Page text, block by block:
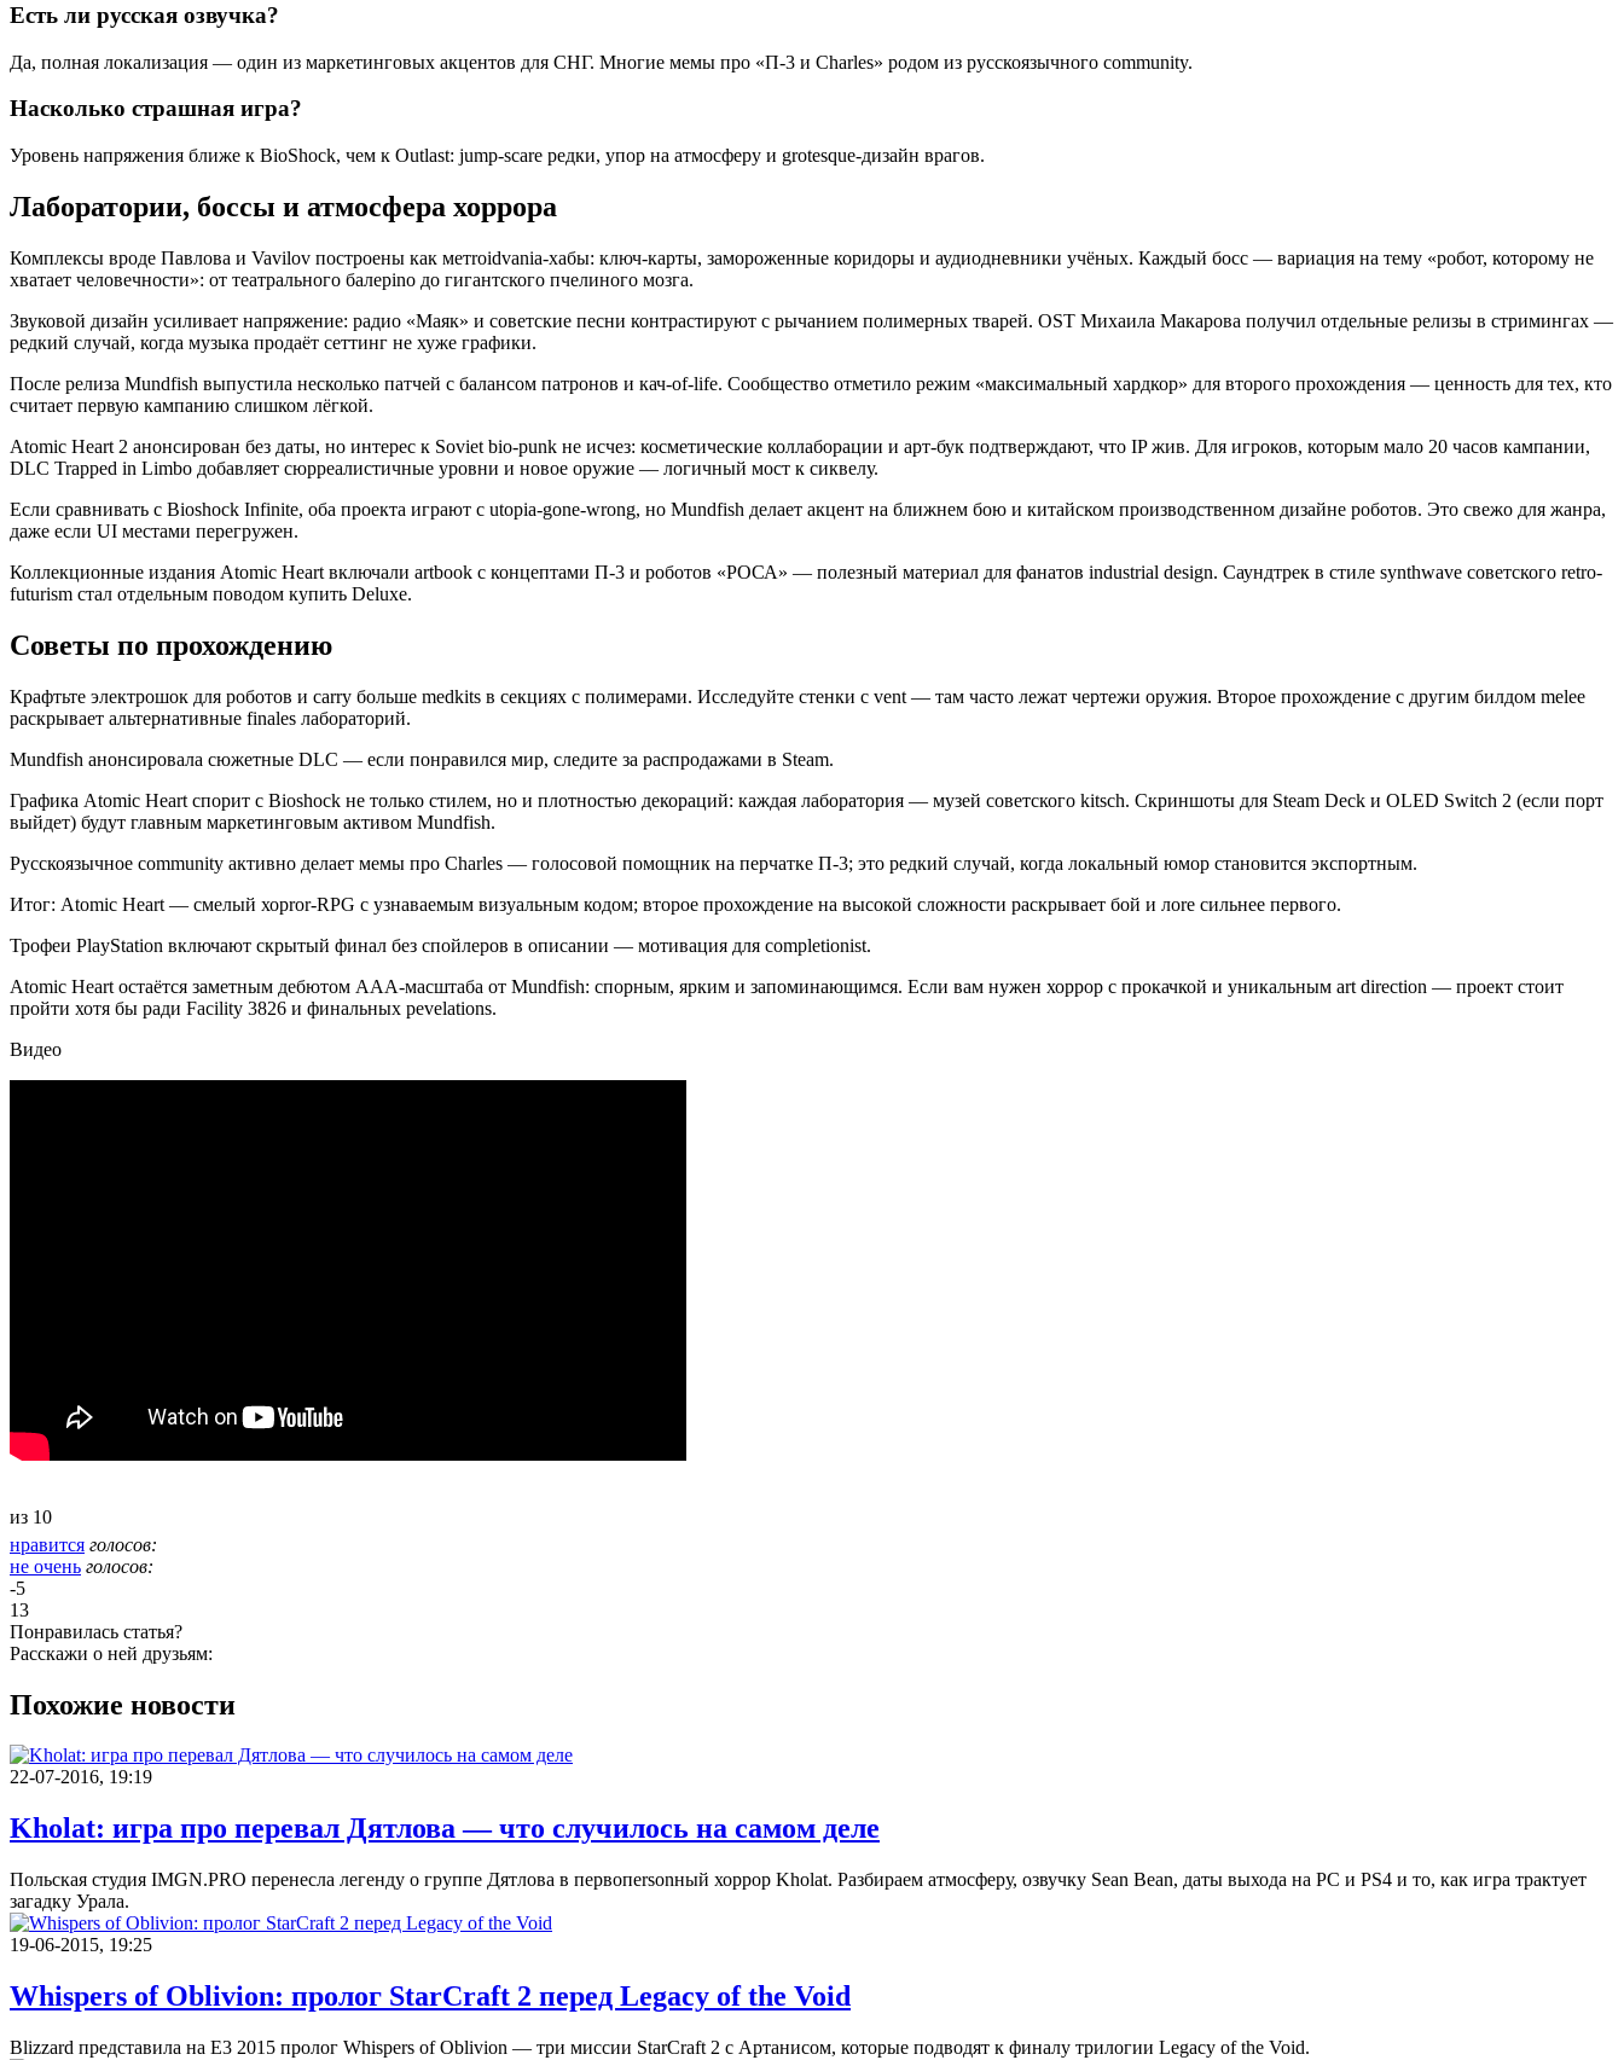
Есть ли русская озвучка?
Да, полная локализация — один из маркетинговых акцентов для СНГ. Многие мемы про «П-3 и Charles» родом из русскоязычного community.
Насколько страшная игра?
Уровень напряжения ближе к BioShock, чем к Outlast: jump-scare редки, упор на атмосферу и grotesque-дизайн врагов.
Лаборатории, боссы и атмосфера хоррора
Комплексы вроде Павлова и Vavilov построены как метroidvania-хабы: ключ-карты, замороженные коридоры и аудиодневники учёных. Каждый босс — вариация на тему «робот, которому не
хватает человечности»: от театрального балерino до гигантского пчелиного мозга.
Звуковой дизайн усиливает напряжение: радио «Маяк» и советские песни контрастируют с рычанием полимерных тварей. OST Михаила Макарова получил отдельные релизы в стримингах —
редкий случай, когда музыка продаёт сеттинг не хуже графики.
После релиза Mundfish выпустила несколько патчей с балансом патронов и кач-of-life. Сообщество отметило режим «максимальный хардкор» для второго прохождения — ценность для тех, кто
считает первую кампанию слишком лёгкой.
Atomic Heart 2 анонсирован без даты, но интерес к Soviet bio-punk не исчез: косметические коллаборации и арт-бук подтверждают, что IP жив. Для игроков, которым мало 20 часов кампании,
DLC Trapped in Limbo добавляет сюрреалистичные уровни и новое оружие — логичный мост к сиквелу.
Если сравнивать с Bioshock Infinite, оба проекта играют с utopia-gone-wrong, но Mundfish делает акцент на ближнем бою и китайском производственном дизайне роботов. Это свежо для жанра,
даже если UI местами перегружен.
Коллекционные издания Atomic Heart включали artbook с концептами П-3 и роботов «РОСА» — полезный материал для фанатов industrial design. Саундтрек в стиле synthwave советского retro-
futurism стал отдельным поводом купить Deluxe.
Советы по прохождению
Крафтьте электрошок для роботов и carry больше medkits в секциях с полимерами. Исследуйте стенки с vent — там часто лежат чертежи оружия. Второе прохождение с другим билдом melee
раскрывает альтернативные finales лабораторий.
Mundfish анонсировала сюжетные DLC — если понравился мир, следите за распродажами в Steam.
Графика Atomic Heart спорит с Bioshock не только стилем, но и плотностью декораций: каждая лаборатория — музей советского kitsch. Скриншоты для Steam Deck и OLED Switch 2 (если порт
выйдет) будут главным маркетинговым активом Mundfish.
Русскоязычное community активно делает мемы про Charles — голосовой помощник на перчатке П-3; это редкий случай, когда локальный юмор становится экспортным.
Итог: Atomic Heart — смелый хорror-RPG с узнаваемым визуальным кодом; второе прохождение на высокой сложности раскрывает бой и лore сильнее первого.
Трофеи PlayStation включают скрытый финал без спойлеров в описании — мотивация для completionist.
Atomic Heart остаётся заметным дебютом AAA-масштаба от Mundfish: спорным, ярким и запоминающимся. Если вам нужен хоррор с прокачкой и уникальным art direction — проект стоит
пройти хотя бы ради Facility 3826 и финальных реvelations.
Видео
из 10
нравится голосов:
не очень голосов:
-5
13
Понравилась статья?
Расскажи о ней друзьям:
Похожие новости
22-07-2016, 19:19
Kholat: игра про перевал Дятлова — что случилось на самом деле
Польская студия IMGN.PRO перенесла легенду о группе Дятлова в первопersonный хоррор Kholat. Разбираем атмосферу, озвучку Sean Bean, даты выхода на PC и PS4 и то, как игра трактует
загадку Урала.
19-06-2015, 19:25
Whispers of Oblivion: пролог StarCraft 2 перед Legacy of the Void
Blizzard представила на E3 2015 пролог Whispers of Oblivion — три миссии StarCraft 2 с Артанисом, которые подводят к финалу трилогии Legacy of the Void.